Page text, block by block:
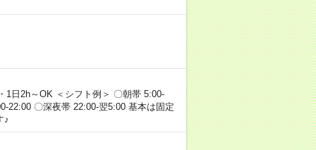
1日2h～OK ＜シフト例＞ 〇朝帯 5:00-
22:00 〇深夜帯 22:00-翌5:00 基本は固定
♪